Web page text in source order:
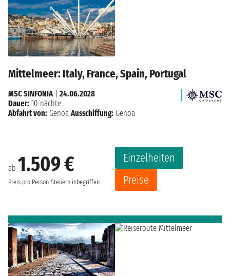
Mittelmeer: Italy, France, Spain, Portugal
ab 1.509 €
Preis pro Person Steuern inbegriffen
Einzelheiten
Preise
MSC SINFONIA| 24.06.2028
Dauer: 10 nächte
Abfahrt von: Genoa Ausschiffung: Genoa